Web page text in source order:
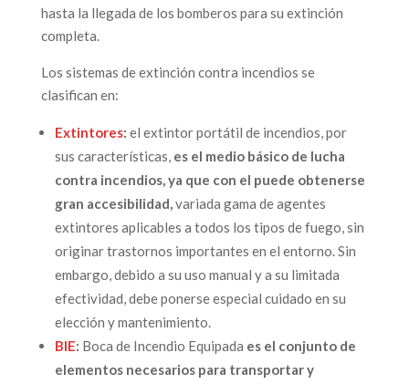
hasta la llegada de los bomberos para su extinción
completa.
Los sistemas de extinción contra incendios se
clasifican en:
Extintores: el extintor portátil de incendios, por
sus características, es el medio básico de lucha
contra incendios, ya que con el puede obtenerse
gran accesibilidad,variada gama de agentes
extintores aplicables a todos los tipos de fuego, sin
originar trastornos importantes en el entorno. Sin
embargo, debido a su uso manual y a su limitada
efectividad, debe ponerse especial cuidado en su
elección y mantenimiento.
BIE: Boca de Incendio Equipada es el conjunto de
elementos necesarios para transportar y